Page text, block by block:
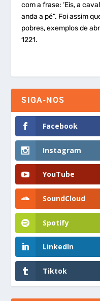
com a frase: ‘Eis, a
anda a pé”. Foi assim
pobres, exemplos de
1221.
SIGA-NOS
Facebook
Instagram
YouTube
SoundCloud
Spotify
LinkedIn
Tiktok